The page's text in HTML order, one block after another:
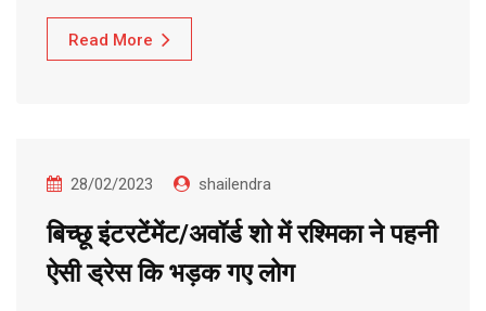
Read More
28/02/2023 shailendra
बिच्छू इंटरटेंमेंट/अवॉर्ड शो में रश्मिका ने पहनी
ऐसी ड्रेस कि भड़क गए लोग